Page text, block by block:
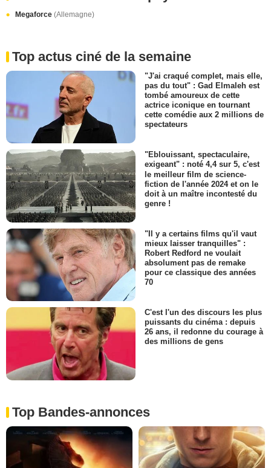
Megaforce (Allemagne)
Top actus ciné de la semaine
"J'ai craqué complet, mais elle,
pas du tout" : Gad Elmaleh est
tombé amoureux de cette
actrice iconique en tournant
cette comédie aux 2 millions de
spectateurs
"Eblouissant, spectaculaire,
exigeant" : noté 4,4 sur 5, c'est
le meilleur film de science-
fiction de l'année 2024 et on le
doit à un maître incontesté du
genre !
"Il y a certains films qu'il vaut
mieux laisser tranquilles" :
Robert Redford ne voulait
absolument pas de remake
pour ce classique des années
70
C'est l'un des discours les plus
puissants du cinéma : depuis
26 ans, il redonne du courage à
des millions de gens
Top Bandes-annonces